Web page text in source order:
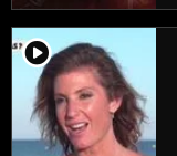
player2